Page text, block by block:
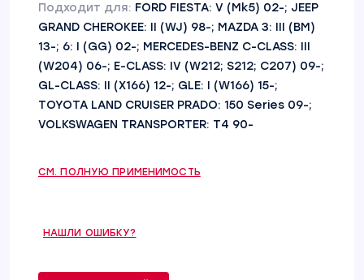
Подходит для: FORD FIESTA: V (Mk5) 02-; JEEP
GRAND CHEROKEE: II (WJ) 98-; MAZDA 3: III (BM)
13-; 6: I (GG) 02-; MERCEDES-BENZ C-CLASS: III
(W204) 06-; E-CLASS: IV (W212; S212; C207) 09-;
GL-CLASS: II (X166) 12-; GLE: I (W166) 15-;
TOYOTA LAND CRUISER PRADO: 150 Series 09-;
VOLKSWAGEN TRANSPORTER: T4 90-
СМ. ПОЛНУЮ ПРИМЕНИМОСТЬ
НАШЛИ ОШИБКУ?